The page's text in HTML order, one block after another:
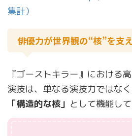
集計）
俳優力が世界観の“核”を支
『ゴーストキラー』における
演技は、単なる演技力ではなく
「構造的な核」 として機能して